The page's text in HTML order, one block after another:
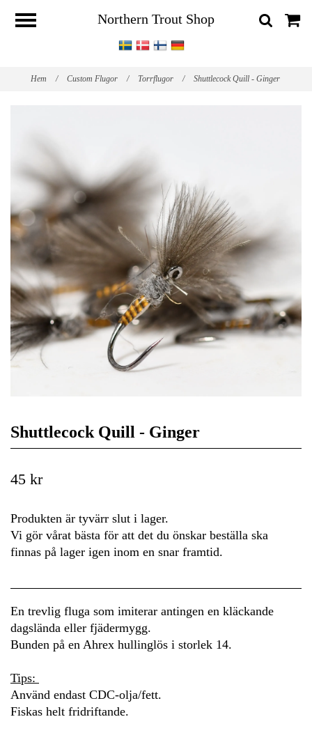
Northern Trout Shop
Hem / Custom Flugor / Torrflugor / Shuttlecock Quill - Ginger
Shuttlecock Quill - Ginger
45 kr
Produkten är tyvärr slut i lager.
Vi gör vårat bästa för att det du önskar beställa ska
finnas på lager igen inom en snar framtid.
En trevlig fluga som imiterar antingen en kläckande
dagslända eller fjädermygg.
Bunden på en Ahrex hullinglös i storlek 14.
Tips:
Använd endast CDC-olja/fett.
Fiskas helt fridriftande.